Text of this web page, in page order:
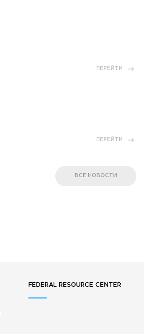
ПЕРЕЙТИ
ПЕРЕЙТИ
ВСЕ НОВОСТИ
FEDERAL RESOURCE CENTER